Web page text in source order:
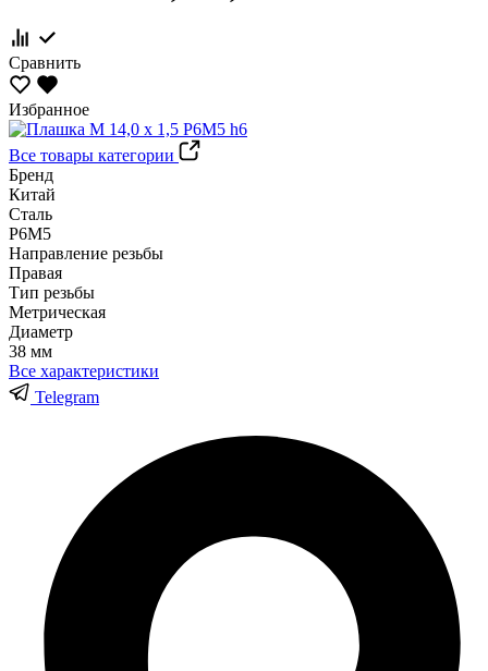
Сравнить
Избранное
Все товары категории
Бренд
Китай
Сталь
Р6М5
Направление резьбы
Правая
Тип резьбы
Метрическая
Диаметр
38 мм
Все характеристики
Telegram